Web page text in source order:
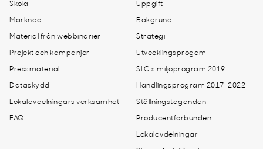
Skola
Marknad
Material från webbinarier
Projekt och kampanjer
Pressmaterial
Dataskydd
Lokalavdelningars verksamhet
FAQ
Uppgift
Bakgrund
Strategi
Utvecklingsprogam
SLC:s miljöprogram 2019
Handlingsprogram 2017-2022
Ställningstaganden
Producentförbunden
Lokalavdelningar